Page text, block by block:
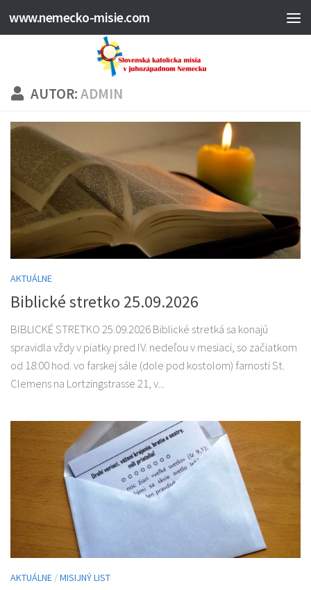
www.nemecko-misie.com
AUTOR:ADMIN
AKTUÁLNE
Biblické stretko 25.09.2026
BIBLICKÉ STRETKO 25.09.2026 Biblické stretká sa konajú
spravidla vždy v piatky pred IV. nedeľou v mesiaci, so začiatkom
od 18:00 hod. vo farskej sále (dole pod kostolom) farnosti St.
Clemens na Lortzingstrasse 21, v...
AKTUÁLNE /MISIJNÝ LIST